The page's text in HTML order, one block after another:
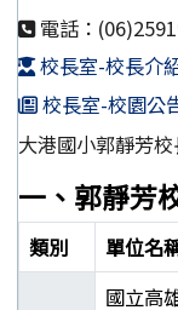
電話：
校長室-校長介
校長室-校園公
大港國小郭靜芳
一、郭靜芳
類別 單位名
國立高